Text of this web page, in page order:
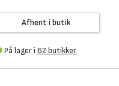
Afhent i butik
På lager i 62 butikker